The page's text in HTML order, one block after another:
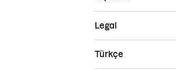
Legal
Türkçe